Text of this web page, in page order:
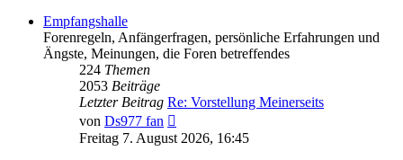
Empfangshalle
Forenregeln, Anfängerfragen, persönliche Erfahrungen und
Ängste, Meinungen, die Foren betreffendes
224 Themen
2053 Beiträge
Letzter Beitrag Re: Vorstellung Meinerseits
von Ds977 fan
Beitrag
Freitag 7. August 2026, 16:45